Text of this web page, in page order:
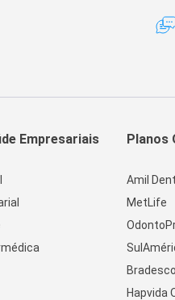
Empresariais Planos
Amil
MetLife
Hapvida